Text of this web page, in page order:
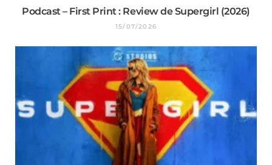
Podcast – First Print : Review de Supergirl (2026)
15/07/2026